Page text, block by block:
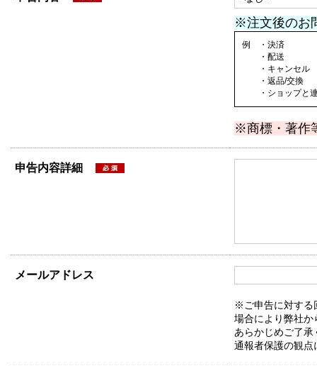
※注文後のお
例 ・決済
・配送
・キャンセル
・返品/交換
・ショップと連
※商標・著作
申告内容詳細
メールアドレス
※ご申告に対する
場合により弊社か
あらかじめご了承
通報者保護の観点